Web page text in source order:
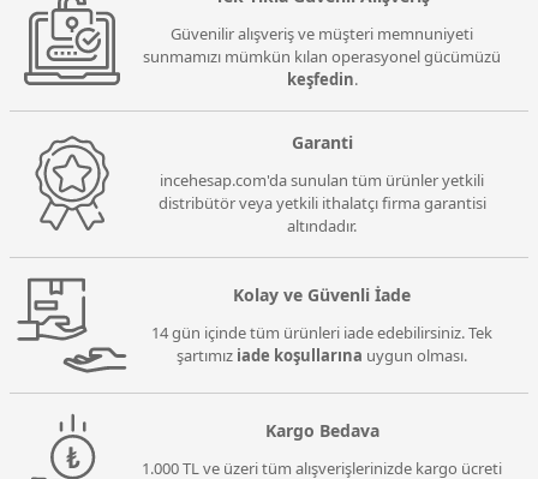
Güvenilir alışveriş ve müşteri memnuniyeti
sunmamızı mümkün kılan operasyonel gücümüzü
keşfedin.
Garanti
incehesap.com'da sunulan tüm ürünler yetkili
distribütör veya yetkili ithalatçı firma garantisi
altındadır.
Kolay ve Güvenli İade
14 gün içinde tüm ürünleri iade edebilirsiniz. Tek
şartımız iade koşullarına uygun olması.
Kargo Bedava
1.000 TL ve üzeri tüm alışverişlerinizde kargo ücreti